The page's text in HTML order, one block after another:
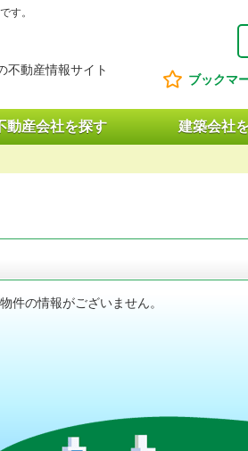
す。
不動産情報サイト
ブックマ
動産会社を探す 建築会社
件の情報がございません。